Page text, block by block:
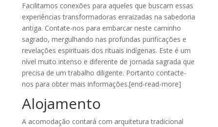
Facilitamos conexões para aqueles que buscam essas
experiências transformadoras enraizadas na sabedoria
antiga. Contate-nos para embarcar neste caminho
sagrado, mergulhando nas profundas purificações e
revelações espirituais dos rituais indígenas. Este é um
nível muito intenso e diferente de jornada sagrada que
precisa de um trabalho diligente. Portanto contacte-
nos para obter mais informações.[end-read-more]
Alojamento
A acomodação contará com arquitetura tradicional